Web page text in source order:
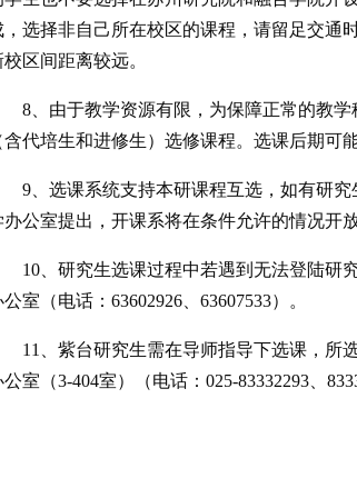
，选择非自己所在校区的课程，请留足交通
校区间距离较远。
8、由于教学资源有限，为保障正常的教
含代培生和进修生）选修课程。选课后期可
9、选课系统支持本研课程互选，如有研
办公室提出，开课系将在条件允许的情况开放
10、研究生选课过程中若遇到无法登陆研
公室（电话：63602926、63607533）。
11、紫台研究生需在导师指导下选课，所
公室（3-404室）（电话：025-83332293、